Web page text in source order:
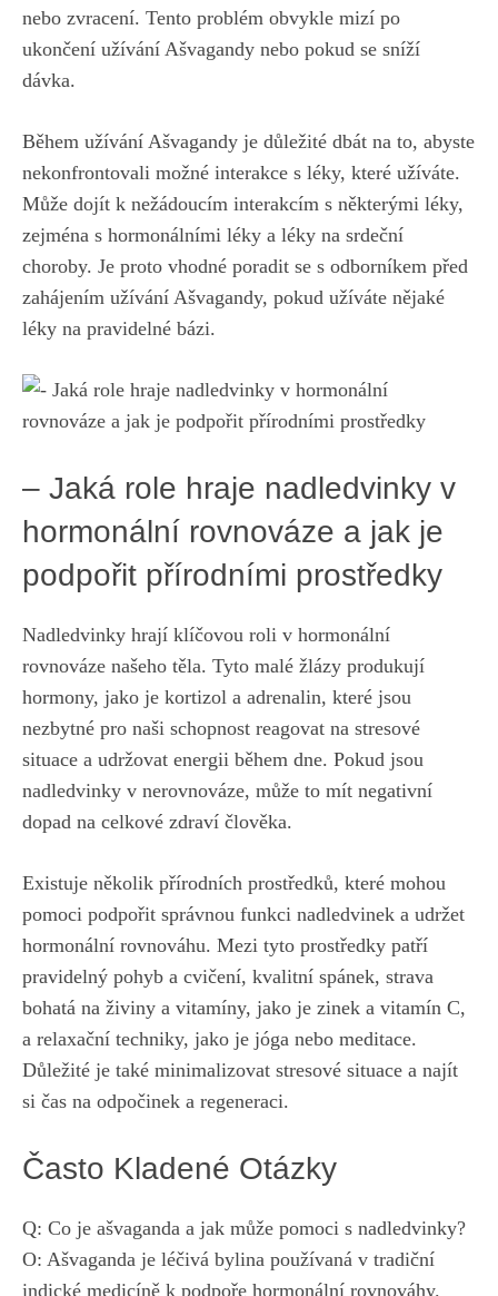
nebo zvracení. Tento problém obvykle​ mizí ⁣po
ukončení⁤ užívání Ašvagandy nebo⁢ pokud se sníží
dávka.
Během užívání Ašvagandy je důležité dbát‍ na ‌to, abyste
⁣nekonfrontovali možné ‍interakce ‌s léky, ‌které ‌užíváte.
Může⁤ dojít ⁤k nežádoucím interakcím s některými⁢ léky,
zejména‌ s hormonálními​ léky a ‌léky na srdeční
choroby. Je proto vhodné poradit se s odborníkem před⁣
zahájením užívání Ašvagandy, pokud užíváte nějaké
léky ⁤na pravidelné⁢ bázi.
– ​Jaká role hraje nadledvinky v ​
hormonální rovnováze⁤ a jak je
podpořit přírodními‍ prostředky
Nadledvinky hrají klíčovou roli v ⁢hormonální
rovnováze ‍našeho těla. Tyto malé⁢ žlázy produkují
hormony, jako je​ kortizol a adrenalin, ‌které jsou
nezbytné ⁤pro naši schopnost reagovat na stresové
situace a ‌udržovat ​energii ⁢během ⁢dne. Pokud jsou​
nadledvinky v ‌nerovnováze, může ‌to mít negativní
⁢dopad na celkové ⁤zdraví člověka.
Existuje několik přírodních prostředků, které mohou ​
pomoci ⁤podpořit správnou ⁤funkci nadledvinek a udržet‌
hormonální rovnováhu. Mezi tyto prostředky patří
pravidelný pohyb a cvičení, ⁢kvalitní spánek,‍ strava
bohatá​ na⁤ živiny a vitamíny, jako⁤ je ⁤zinek ‌a vitamín C,
a ⁢relaxační techniky, jako ⁣je jóga nebo meditace.
Důležité​ je také minimalizovat ‌stresové situace a najít
si čas⁢ na odpočinek a regeneraci.
Často Kladené Otázky
Q: Co je ašvaganda a jak může pomoci‍ s nadledvinky?
O: ‍Ašvaganda je léčivá bylina‍ používaná v tradiční
indické ⁤medicíně​ k podpoře hormonální rovnováhy.